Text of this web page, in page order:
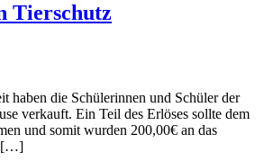
Tierschutz
haben die Schülerinnen und Schüler der
verkauft. Ein Teil des Erlöses sollte dem
und somit wurden 200,00€ an das
[…]